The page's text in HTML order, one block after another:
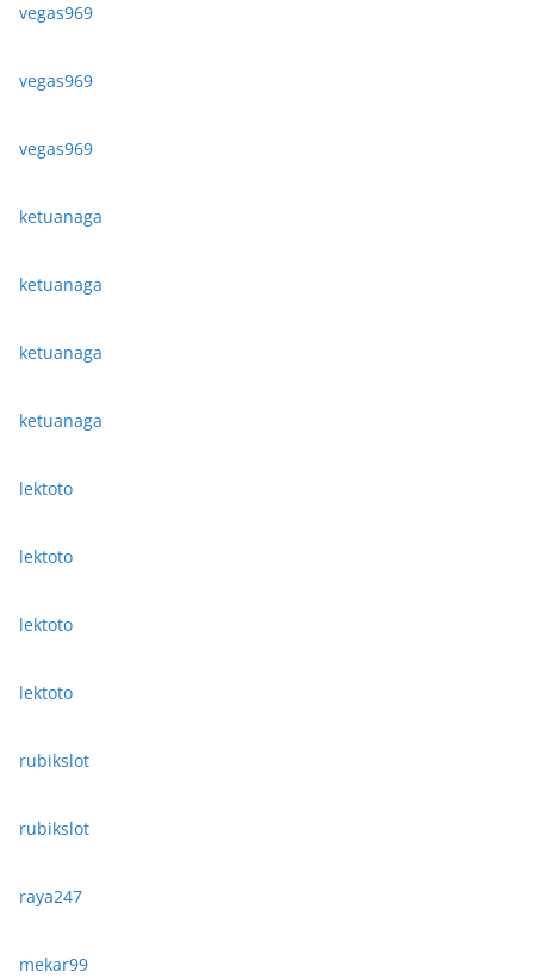
vegas969
vegas969
vegas969
ketuanaga
ketuanaga
ketuanaga
ketuanaga
lektoto
lektoto
lektoto
lektoto
rubikslot
rubikslot
raya247
mekar99